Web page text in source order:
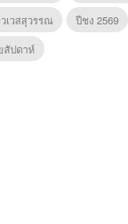
เวสสุวรรณ
ปีชง 2569
สัปดาห์